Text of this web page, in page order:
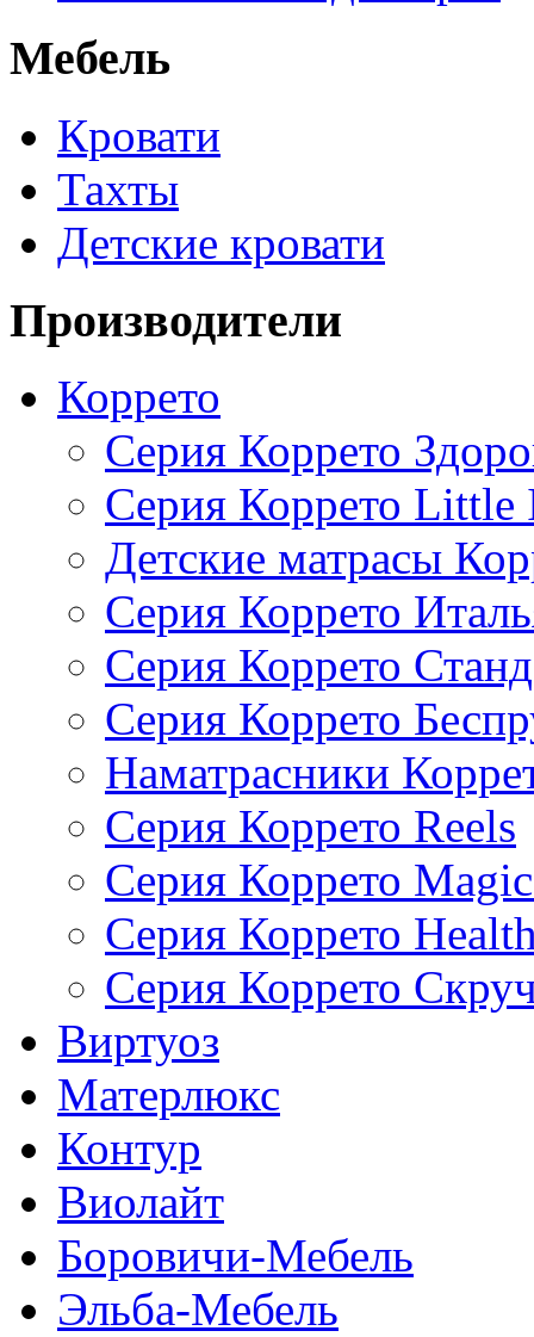
Мебель
Кровати
Тахты
Детские кровати
Производители
Коррето
Серия Коррето
Серия Коррето Little
Детские матрасы
Серия Коррето
Серия Коррето
Серия Коррето
Наматрасники
Серия Коррето Reels
Серия Коррето
Серия Коррето
Серия Коррето
Виртуоз
Матерлюкс
Контур
Виолайт
Боровичи-Мебель
Эльба-Мебель